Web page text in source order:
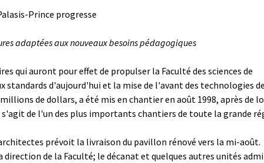
Prince progresse
adaptées aux nouveaux besoins pédagogiques
qui auront pour effet de propulser la Faculté des sciences de
d'aujourd'hui et la mise de l'avant des technologies de
de dollars, a été mis en chantier en août 1998, après de
de l'un des plus importants chantiers de toute la grande
prévoit la livraison du pavillon rénové vers la mi-août.
de la Faculté; le décanat et quelques autres unités